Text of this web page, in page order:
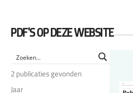
PDF'S OP DEZE WEBSITE
2publicaties gevonden
Jaar